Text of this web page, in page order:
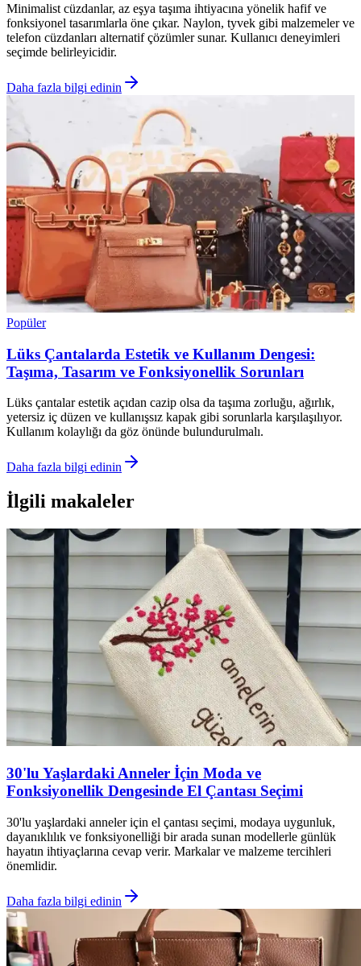
Minimalist cüzdanlar, az eşya taşıma ihtiyacına yönelik hafif ve
fonksiyonel tasarımlarla öne çıkar. Naylon, tyvek gibi malzemeler ve
telefon cüzdanları alternatif çözümler sunar. Kullanıcı deneyimleri
seçimde belirleyicidir.
Daha fazla bilgi edinin
Popüler
Lüks Çantalarda Estetik ve Kullanım Dengesi:
Taşıma, Tasarım ve Fonksiyonellik Sorunları
Lüks çantalar estetik açıdan cazip olsa da taşıma zorluğu, ağırlık,
yetersiz iç düzen ve kullanışsız kapak gibi sorunlarla karşılaşılıyor.
Kullanım kolaylığı da göz önünde bulundurulmalı.
Daha fazla bilgi edinin
İlgili makaleler
30'lu Yaşlardaki Anneler İçin Moda ve
Fonksiyonellik Dengesinde El Çantası Seçimi
30'lu yaşlardaki anneler için el çantası seçimi, modaya uygunluk,
dayanıklılık ve fonksiyonelliği bir arada sunan modellerle günlük
hayatın ihtiyaçlarına cevap verir. Markalar ve malzeme tercihleri
önemlidir.
Daha fazla bilgi edinin